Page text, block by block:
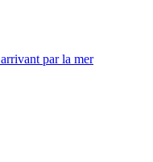
par la mer